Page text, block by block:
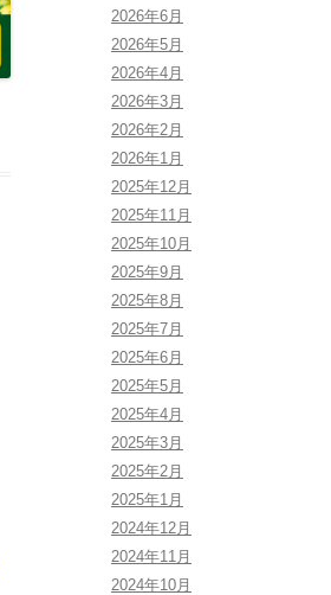
2026年6月
2026年5月
2026年4月
2026年3月
2026年2月
2026年1月
2025年12月
2025年11月
2025年10月
2025年9月
2025年8月
2025年7月
2025年6月
2025年5月
2025年4月
2025年3月
2025年2月
2025年1月
2024年12月
2024年11月
2024年10月